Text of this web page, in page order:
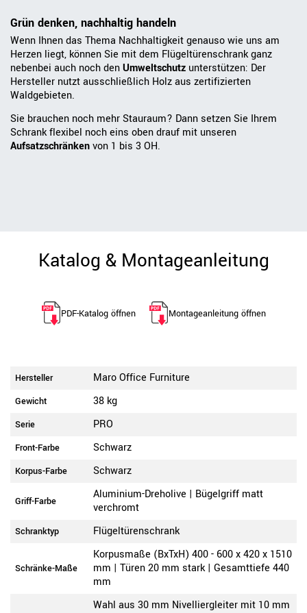
Grün denken, nachhaltig handeln
Wenn Ihnen das Thema Nachhaltigkeit genauso wie uns am
Herzen liegt, können Sie mit dem Flügeltürenschrank ganz
nebenbei auch noch denUmweltschutz unterstützen: Der
Hersteller nutzt ausschließlich Holz aus zertifizierten
Waldgebieten.
Sie brauchen noch mehr Stauraum? Dann setzen Sie Ihrem
Schrank flexibel noch eins oben drauf mit unseren
Aufsatzschränkenvon 1 bis 3 OH.
Katalog & Montageanleitung
PDF-Katalog öffnen Montageanleitung öffnen
Hersteller Maro Office Furniture
Gewicht 38 kg
Serie PRO
Front-Farbe Schwarz
Korpus-Farbe Schwarz
Griff-Farbe
Aluminium-Dreholive | Bügelgriff matt
verchromt
Schranktyp Flügeltürenschrank
Schränke-Maße
Korpusmaße (BxTxH) 400 - 600 x 420 x 1510
mm | Türen 20 mm stark | Gesamttiefe 440
mm
Wahl aus 30 mm Nivelliergleiter mit 10 mm